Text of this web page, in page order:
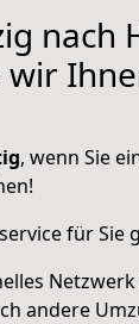
nach
wir
, wenn Sie
für Sie
andere